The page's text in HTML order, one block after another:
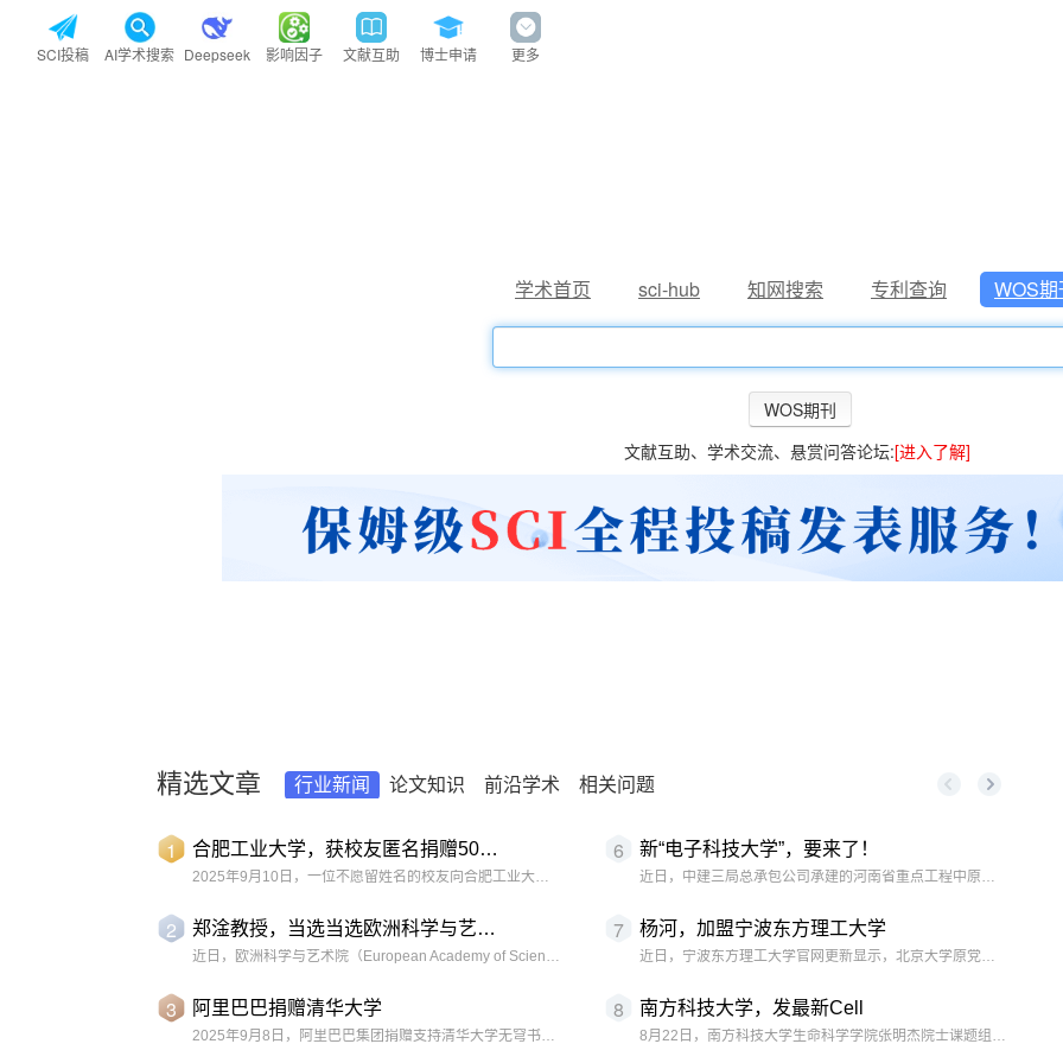
SCI投稿 AI学术搜索 Deepseek 影响因子 文献互助 博士申请 更多
学术首页 sci-hub 知网搜索 专利查询 WOS
文献互助、学术交流、悬赏问答论坛:[进入了解]
精选文章 行业新闻 论文知识 前沿学术 相关问题
1 合肥工业大学，获校友匿名捐赠500万！
2025年9月10日，一位不愿留姓名的校友向合肥工业大学捐赠人民币500万元，用于支持学校教育事业
2 郑淦教授，当选当选欧洲科学与艺术院院士
近日，欧洲科学与艺术院（European Academy of Sciences and Arts
3 阿里巴巴捐赠清华大学
2025年9月8日，阿里巴巴集团捐赠支持清华大学无穹书院仪式在工字厅东厅举行。阿里巴巴集团首席执行
6 新“电子科技大学”，要来了！
近日，中建三局总承包公司承建的河南省重点工程中原工学院航空港校区项目主体结构全面完工。近年来，中原
7 杨河，加盟宁波东方理工大学
近日，宁波东方理工大学官网更新显示，北京大学原党委***杨河已任该校人文社会科学中心讲席教授、校长
8 南方科技大学，发最新Cell
8月22日，南方科技大学生命科学学院张明杰院士课题组在国际学术顶刊 Cell 发表了题为“Shan